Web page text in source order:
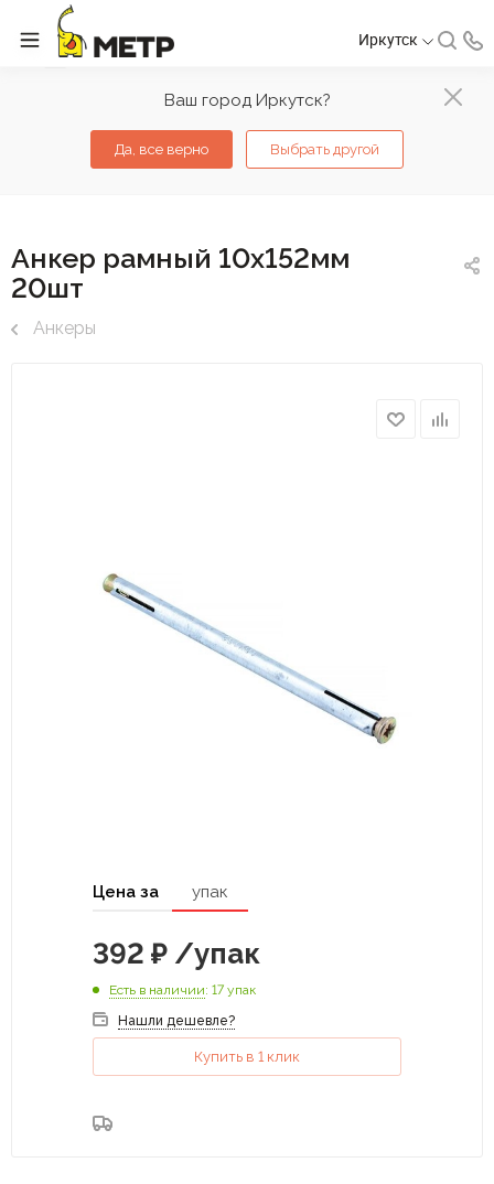
Ваш город Иркутск?
Да, все верно Выбрать другой
Иркутск
Анкер рамный 10х152мм
20шт
Анкеры
Цена за упак
392 ₽ /упак
Есть в наличии: 17 упак
Нашли дешевле?
Купить в 1 клик